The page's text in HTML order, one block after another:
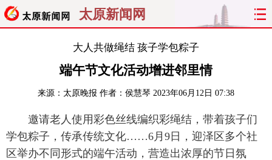
太原新闻网
聚焦 太原
关注 文明
旅游 理财 政务 教育
大人共做绳结 孩子学包粽子
端午节文化活动增进邻里情
来源： 太原晚报 作者：侯慧琴 2023年06月12日 07:38
邀请老人使用彩色丝线编织彩绳结，带着孩子们
学包粽子，传承传统文化……6月9日，迎泽区多个社
区举办不同形式的端午活动，营造出浓厚的节日氛